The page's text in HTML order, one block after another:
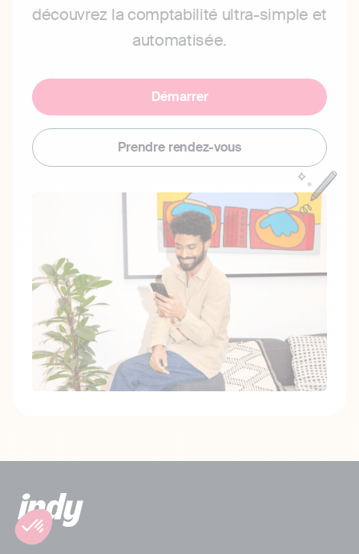
découvrez la comptabilité ultra-simple et
automatisée.
Démarrer
Prendre rendez-vous